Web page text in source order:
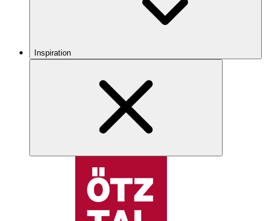
Inspiration